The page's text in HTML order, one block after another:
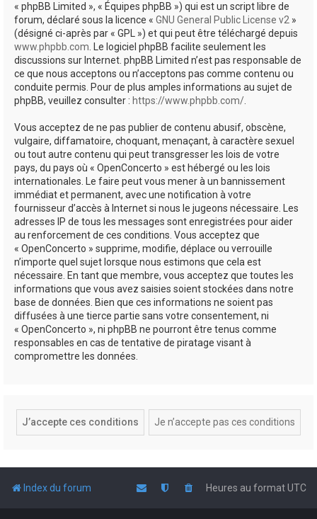
« phpBB Limited », « Équipes phpBB ») qui est un script libre de
forum, déclaré sous la licence « GNU General Public License v2 »
(désigné ci-après par « GPL ») et qui peut être téléchargé depuis
www.phpbb.com. Le logiciel phpBB facilite seulement les
discussions sur Internet. phpBB Limited n’est pas responsable de
ce que nous acceptons ou n’acceptons pas comme contenu ou
conduite permis. Pour de plus amples informations au sujet de
phpBB, veuillez consulter : https://www.phpbb.com/.
Vous acceptez de ne pas publier de contenu abusif, obscène,
vulgaire, diffamatoire, choquant, menaçant, à caractère sexuel
ou tout autre contenu qui peut transgresser les lois de votre
pays, du pays où « OpenConcerto » est hébergé ou les lois
internationales. Le faire peut vous mener à un bannissement
immédiat et permanent, avec une notification à votre
fournisseur d’accès à Internet si nous le jugeons nécessaire. Les
adresses IP de tous les messages sont enregistrées pour aider
au renforcement de ces conditions. Vous acceptez que
« OpenConcerto » supprime, modifie, déplace ou verrouille
n’importe quel sujet lorsque nous estimons que cela est
nécessaire. En tant que membre, vous acceptez que toutes les
informations que vous avez saisies soient stockées dans notre
base de données. Bien que ces informations ne soient pas
diffusées à une tierce partie sans votre consentement, ni
« OpenConcerto », ni phpBB ne pourront être tenus comme
responsables en cas de tentative de piratage visant à
compromettre les données.
Index du forum Heures au formatUTC